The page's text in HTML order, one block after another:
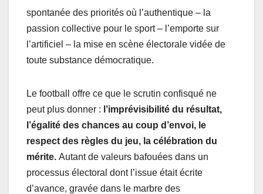
spontanée des priorités où l’authentique – la
passion collective pour le sport – l’emporte sur
l’artificiel – la mise en scène électorale vidée de
toute substance démocratique.
Le football offre ce que le scrutin confisqué ne
peut plus donner : l’imprévisibilité du résultat,
l’égalité des chances au coup d’envoi, le
respect des règles du jeu, la célébration du
mérite. Autant de valeurs bafouées dans un
processus électoral dont l’issue était écrite
d’avance, gravée dans le marbre des